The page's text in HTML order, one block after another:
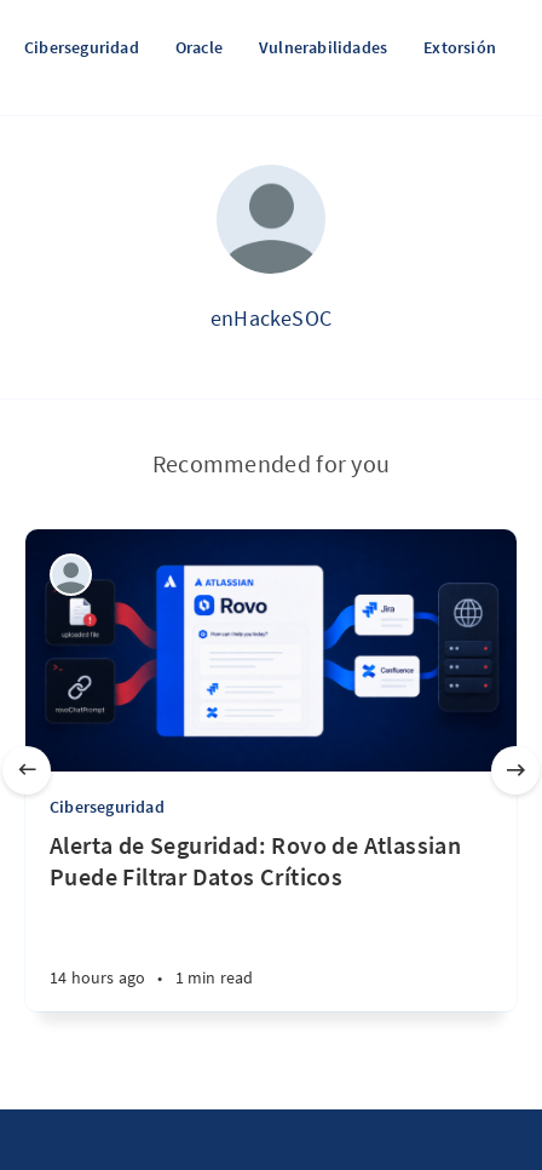
Ciberseguridad Oracle Vulnerabilidades Extorsión
enHackeSOC
Recommended for you
Ciberseguridad
Alerta de Seguridad: Rovo de Atlassian
Puede Filtrar Datos Críticos
14 hours ago • 1 min read